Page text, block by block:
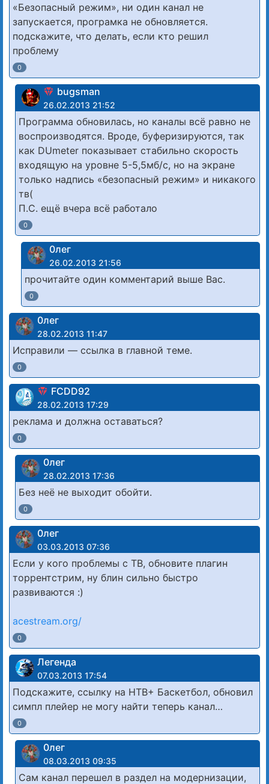
«Безопасный режим», ни один канал не
запускается, програмка не обновляется.
подскажите, что делать, если кто решил
проблему
0
bugsman
26.02.2013 21:52
Программа обновилась, но каналы всё равно не
воспроизводятся. Вроде, буферизируются, так
как DUmeter показывает стабильно скорость
входящую на уровне 5-5,5мб/с, но на экране
только надпись «безопасный режим» и никакого
тв(
П.С. ещё вчера всё работало
0
0лег
26.02.2013 21:56
прочитайте один комментарий выше Вас.
0
0лег
28.02.2013 11:47
Исправили — ссылка в главной теме.
0
FCDD92
28.02.2013 17:29
реклама и должна оставаться?
0
0лег
28.02.2013 17:36
Без неё не выходит обойти.
0
0лег
03.03.2013 07:36
Если у кого проблемы с ТВ, обновите плагин
торрентстрим, ну блин сильно быстро
развиваются :)
acestream.org/
0
Легенда
07.03.2013 17:54
Подскажите, ссылку на НТВ+ Баскетбол, обновил
симпл плейер не могу найти теперь канал…
0
0лег
08.03.2013 09:35
Сам канал перешел в раздел на модернизации,